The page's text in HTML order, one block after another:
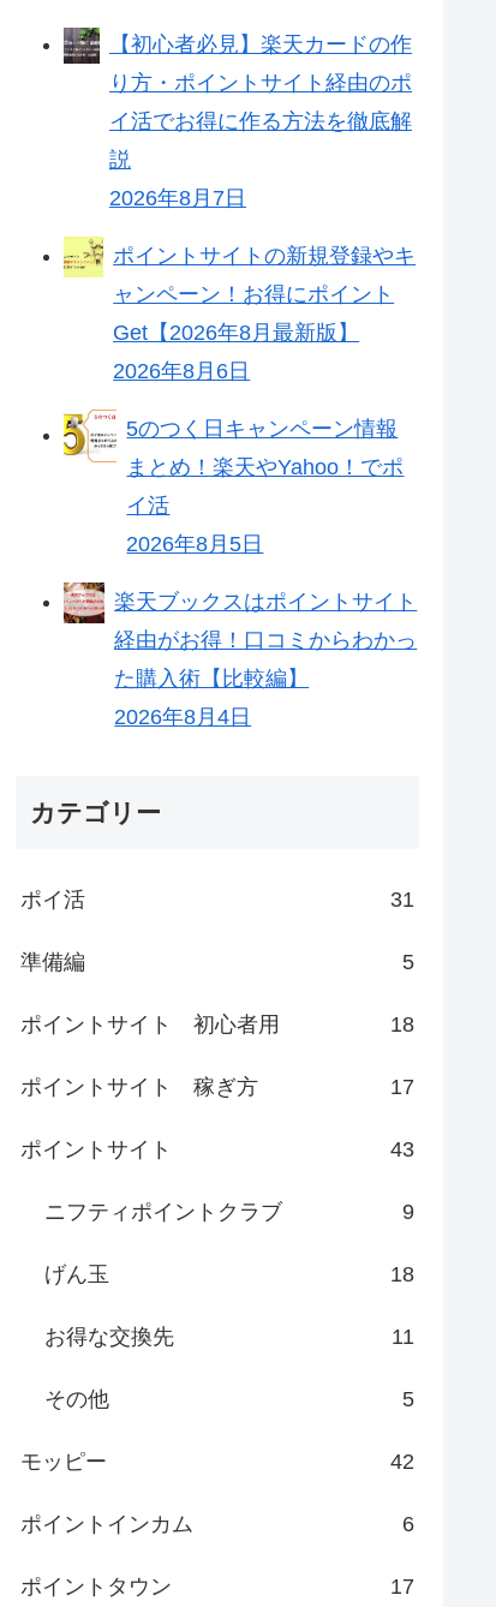
【初心者必見】楽天カードの作
り方・ポイントサイト経由のポ
イ活でお得に作る方法を徹底解
説
2026年8月7日
ポイントサイトの新規登録やキ
ャンペーン！お得にポイント
Get【2026年8月最新版】
2026年8月6日
5のつく日キャンペーン情報
まとめ！楽天やYahoo！でポ
イ活
2026年8月5日
楽天ブックスはポイントサイト
経由がお得！口コミからわかっ
た購入術【比較編】
2026年8月4日
カテゴリー
ポイ活 31
準備編 5
ポイントサイト 初心者用 18
ポイントサイト 稼ぎ方 17
ポイントサイト 43
ニフティポイントクラブ 9
げん玉 18
お得な交換先 11
その他 5
モッピー 42
ポイントインカム 6
ポイントタウン 17